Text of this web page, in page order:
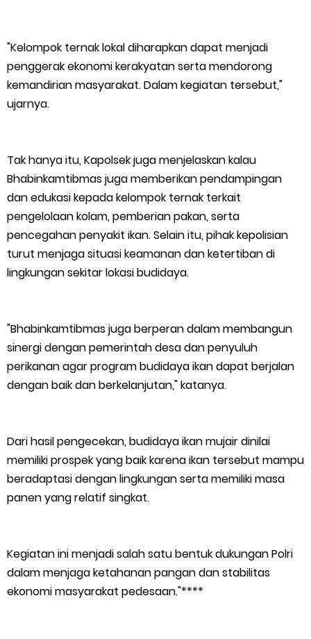
Warga Kecamatan Merbau dan Kecamatan Putri Puyu Tuntut
PLN: Hentikan Pemadaman dan Beri Kompensasi
Masyarakat Desa Se- Kecamatan Merbau Datangi PLTG
Melibur
Danposal Selatpanjang BersamaPersonel Pos TNI Angkatan
Laut (Posal) Selatpanjang melaksanakan kegiatan sosial
LAMR Kepulauan Meranti Apresiasi Ekspedisi Merah Putih Presisi
Polda Riau yang Bernuansa Melayu
rangsang,hadirkan negara di teras NKRI
Sunday, 9 August
"Kelompok ternak lokal diharapkan dapat menjadi
penggerak ekonomi kerakyatan serta mendorong
kemandirian masyarakat. Dalam kegiatan tersebut,"
ujarnya.
Tak hanya itu, Kapolsek juga menjelaskan kalau
Bhabinkamtibmas juga memberikan pendampingan
dan edukasi kepada kelompok ternak terkait
pengelolaan kolam, pemberian pakan, serta
pencegahan penyakit ikan. Selain itu, pihak kepolisian
turut menjaga situasi keamanan dan ketertiban di
lingkungan sekitar lokasi budidaya.
"Bhabinkamtibmas juga berperan dalam membangun
sinergi dengan pemerintah desa dan penyuluh
perikanan agar program budidaya ikan dapat berjalan
dengan baik dan berkelanjutan," katanya.
Dari hasil pengecekan, budidaya ikan mujair dinilai
memiliki prospek yang baik karena ikan tersebut mampu
beradaptasi dengan lingkungan serta memiliki masa
panen yang relatif singkat.
Kegiatan ini menjadi salah satu bentuk dukungan Polri
dalam menjaga ketahanan pangan dan stabilitas
ekonomi masyarakat pedesaan."****